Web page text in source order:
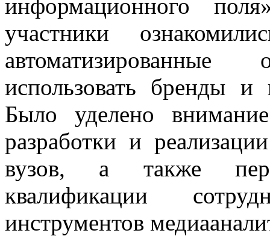
информационного
участники
использовать бренды
Было уделено
разработки и
вузов, а также
квалификации
инструментов